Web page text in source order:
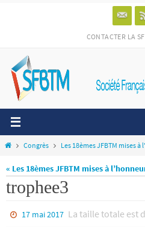
CONTACTER LA
HomeCongrès Les 18èmes JFBTM mises
« Les 18èmes JFBTM mises à
trophee3
17 mai 2017 La taille totale est